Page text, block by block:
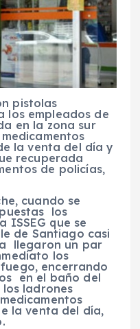
pistolas
los empleados de
en la zona sur
la venta del día y
recuperada
de policías,
cuando se
los
ISSEG que se
de Santiago casi
llegaron un par
los
encerrando
en el baño del
ladrones
la venta del día,